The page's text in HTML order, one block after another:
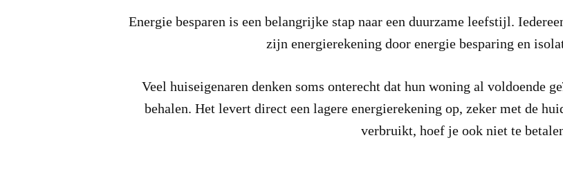
Energie besparen is een belangrijke stap naar een duurzame leefstijl.
zijn energierekening door energie besparing en
Veel huiseigenaren denken soms onterecht dat hun woning al voldoende
behalen. Het levert direct een lagere energierekening op, zeker met de
verbruikt, hoef je ook niet te